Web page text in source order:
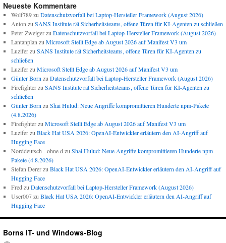
Neueste Kommentare
Wolf789zuDatenschutzvorfall bei Laptop-Hersteller Framework (August 2026)
AntonzuSANS Institute rät Sicherheitsteams, offene Türen für KI-Agenten zu schließen
Peter ZweigerzuDatenschutzvorfall bei Laptop-Hersteller Framework (August 2026)
LantanplanzuMicrosoft Stellt Edge ab August 2026 auf Manifest V3 um
LuziferzuSANS Institute rät Sicherheitsteams, offene Türen für KI-Agenten zu
schließen
LuziferzuMicrosoft Stellt Edge ab August 2026 auf Manifest V3 um
Günter BornzuDatenschutzvorfall bei Laptop-Hersteller Framework (August 2026)
FirefighterzuSANS Institute rät Sicherheitsteams, offene Türen für KI-Agenten zu
schließen
Günter BornzuShai Hulud: Neue Angriffe kompromittieren Hunderte npm-Pakete
(4.8.2026)
FirefighterzuMicrosoft Stellt Edge ab August 2026 auf Manifest V3 um
LuziferzuBlack Hat USA 2026: OpenAI-Entwickler erläutern den AI-Angriff auf
Hugging Face
Norddeutsch - ohne dzuShai Hulud: Neue Angriffe kompromittieren Hunderte npm-
Pakete (4.8.2026)
Stefan DererzuBlack Hat USA 2026: OpenAI-Entwickler erläutern den AI-Angriff auf
Hugging Face
FredzuDatenschutzvorfall bei Laptop-Hersteller Framework (August 2026)
User007zuBlack Hat USA 2026: OpenAI-Entwickler erläutern den AI-Angriff auf
Hugging Face
Borns IT- und Windows-Blog